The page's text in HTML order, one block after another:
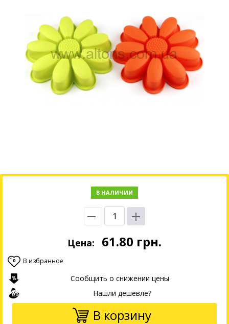
В НАЛИЧИИ
Цена: 61.80 грн.
0 В избранное
Сообщить о снижении цены
Нашли дешевле?
В корзину